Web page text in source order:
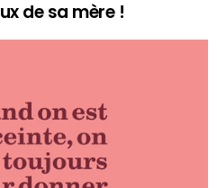
de sa mère !